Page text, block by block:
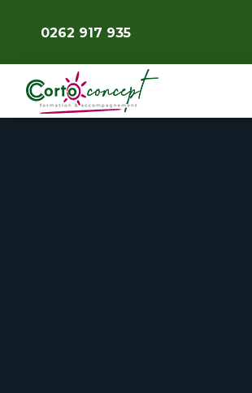
0262 917 935